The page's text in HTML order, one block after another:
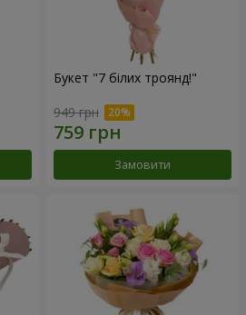
Букет "7 білих троянд!"
949 грн
Замовити